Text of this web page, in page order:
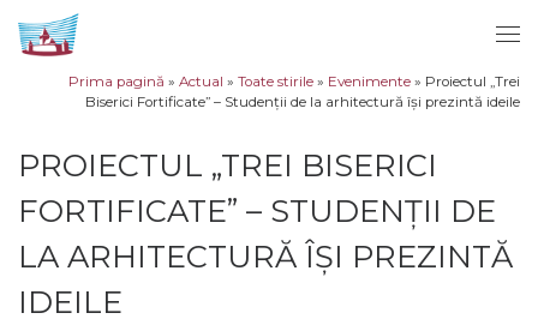
Sari la conținut
Prima pagină » Actual » Toate stirile » Evenimente » Proiectul „Trei
Biserici Fortificate” – Studenții de la arhitectură își prezintă ideile
PROIECTUL „TREI BISERICI
FORTIFICATE” – STUDENȚII DE
LA ARHITECTURĂ ÎȘI PREZINTĂ
IDEILE